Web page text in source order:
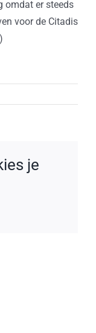
omdat er steeds
voor de Citadis
je